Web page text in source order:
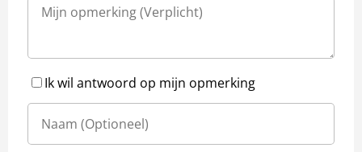
Ik wil antwoord op mijn opmerking